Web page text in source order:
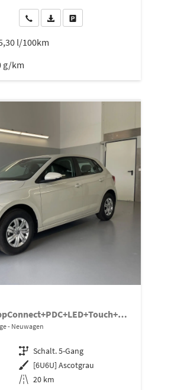
Wir rufen Sie an
Fahrzeugexposé (PDF)
Fahrzeug parken
l/100km
g/km
1.0 MPI Sitzheizung+AppConnect+PDC+LED+Touch+Lichtsensor+MultiLenkrad
Neuwagen
Getriebe Schalt. 5-Gang
Außenfarbe [6U6U] Ascotgrau
Kilometerstand 20 km